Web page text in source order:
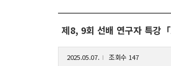
소개
공지사항
보유도서
제8, 9회 선배 연구자 특강
2025.05.07. 조회수 147